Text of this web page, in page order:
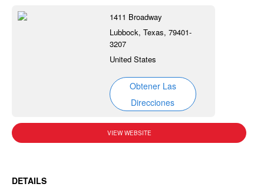
1411 Broadway
Lubbock, Texas, 79401-
3207
United States
Obtener Las
Direcciones
VIEW WEBSITE
DETAILS